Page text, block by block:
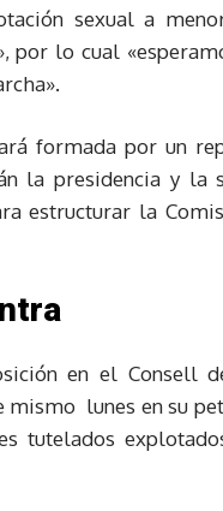
sexual a
por lo cual
formada por un
la presidencia y la
estructurar la
en el Consell
mismo lunes en su
tutelados